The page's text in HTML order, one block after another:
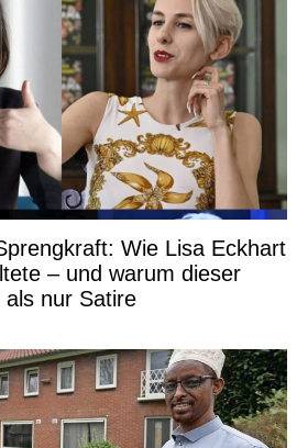
Wie Lisa Eckhart
– und warum dieser
nur Satire